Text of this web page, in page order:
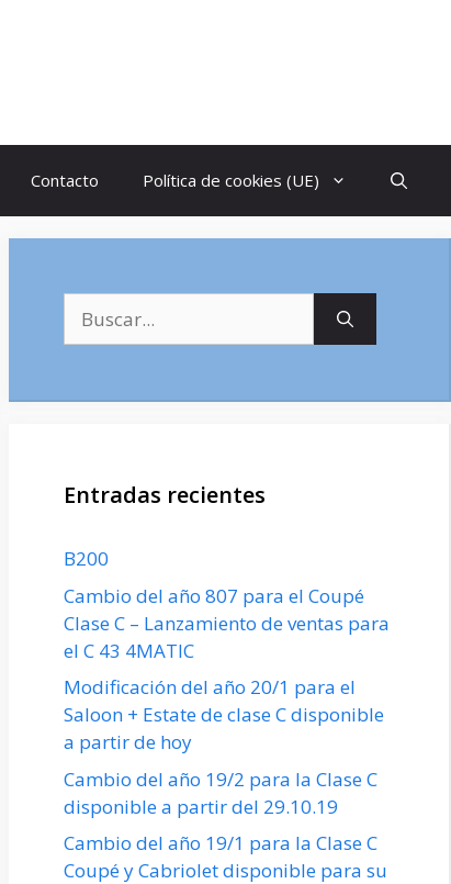
Contacto Política de cookies (UE)
Entradas recientes
B200
Cambio del año 807 para el Coupé
Clase C – Lanzamiento de ventas para
el C 43 4MATIC
Modificación del año 20/1 para el
Saloon + Estate de clase C disponible
a partir de hoy
Cambio del año 19/2 para la Clase C
disponible a partir del 29.10.19
Cambio del año 19/1 para la Clase C
Coupé y Cabriolet disponible para su